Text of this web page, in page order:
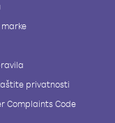
privatnosti
Complaints Code